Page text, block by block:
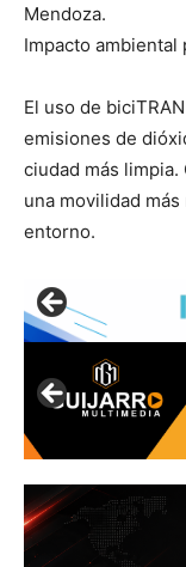
Mendoza.
Impacto ambiental
El uso de
emisiones de
ciudad más
una movilidad
entorno.